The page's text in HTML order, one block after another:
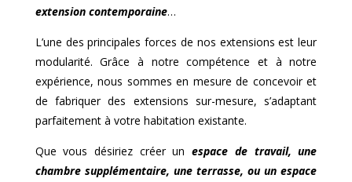
extension contemporaine…
L’une des principales forces de nos extensions est leur
modularité. Grâce à notre compétence et à notre
expérience, nous sommes en mesure de concevoir et
de fabriquer des extensions sur-mesure, s’adaptant
parfaitement à votre habitation existante.
Que vous désiriez créer unespace de travail, une
chambre supplémentaire, une terrasse, ou un espace